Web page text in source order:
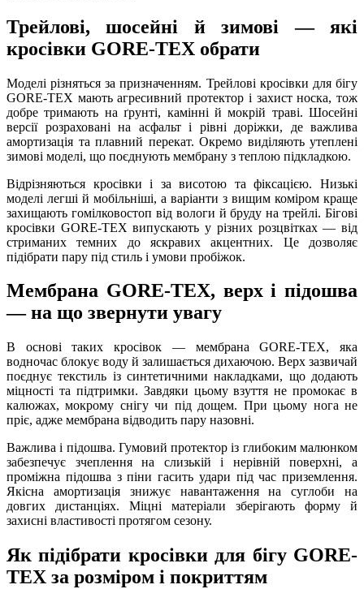
Трейлові, шосейні й зимові — які
кросівки GORE-TEX обрати
Моделі різняться за призначенням. Трейлові кросівки для бігу
GORE-TEX мають агресивний протектор і захист носка, тож
добре тримають на ґрунті, камінні й мокрій траві. Шосейні
версії розраховані на асфальт і рівні доріжки, де важлива
амортизація та плавний перекат. Окремо виділяють утеплені
зимові моделі, що поєднують мембрану з теплою підкладкою.
Відрізняються кросівки і за висотою та фіксацією. Низькі
моделі легші й мобільніші, а варіанти з вищим коміром краще
захищають гомілковостоп від вологи й бруду на трейлі. Бігові
кросівки GORE-TEX випускають у різних розцвітках — від
стриманих темних до яскравих акцентних. Це дозволяє
підібрати пару під стиль і умови пробіжок.
Мембрана GORE-TEX, верх і підошва
— на що звернути увагу
В основі таких кросівок — мембрана GORE-TEX, яка
водночас блокує воду й залишається дихаючою. Верх зазвичай
поєднує текстиль із синтетичними накладками, що додають
міцності та підтримки. Завдяки цьому взуття не промокає в
калюжах, мокрому снігу чи під дощем. При цьому нога не
пріє, адже мембрана відводить пару назовні.
Важлива і підошва. Гумовий протектор із глибоким малюнком
забезпечує зчеплення на слизькій і нерівній поверхні, а
проміжна підошва з піни гасить удари під час приземлення.
Якісна амортизація знижує навантаження на суглоби на
довгих дистанціях. Міцні матеріали зберігають форму й
захисні властивості протягом сезону.
Як підібрати кросівки для бігу GORE-
TEX за розміром і покриттям